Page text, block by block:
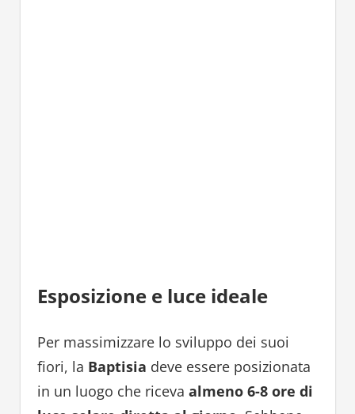
Esposizione e luce ideale
Per massimizzare lo sviluppo dei suoi
fiori, la Baptisia deve essere posizionata
in un luogo che riceva almeno 6-8 ore di